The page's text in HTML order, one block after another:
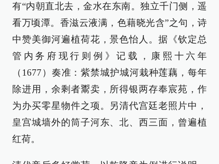
有“内朝直北去，金水在东南。独立千门侧，遥
看万顷潭。香滋云液满，色藉晓光含”之句，诗
中赞美御河遍植荷花，景色怡人。据《钦定总
管内务府现行则例》记载，康熙十六年
（1677）奏准：紫禁城护城河栽种莲藕，每年
除进用，余剩者鬻卖，所得银两存奉宸苑，作
为办买零星物件之项。另清代宫廷老照片中，
皇宫城墙外的筒子河东、北、西三面，曾遍植
红荷。